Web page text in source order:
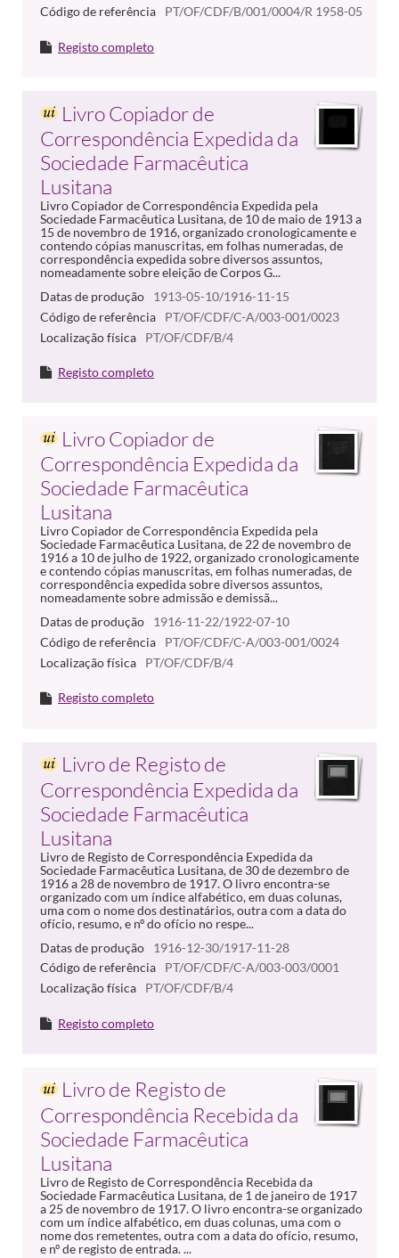
Código de referência
PT/OF/CDF/B/001/0004/R 1958-05
Registo completo
Livro Copiador de
Correspondência Expedida da
Sociedade Farmacêutica
Lusitana
Livro Copiador de Correspondência Expedida pela
Sociedade Farmacêutica Lusitana, de 10 de maio de 1913 a
15 de novembro de 1916, organizado cronologicamente e
contendo cópias manuscritas, em folhas numeradas, de
correspondência expedida sobre diversos assuntos,
nomeadamente sobre eleição de Corpos G...
Datas de produção
1913-05-10/1916-11-15
Código de referência
PT/OF/CDF/C-A/003-001/0023
Localização física
PT/OF/CDF/B/4
Registo completo
Livro Copiador de
Correspondência Expedida da
Sociedade Farmacêutica
Lusitana
Livro Copiador de Correspondência Expedida pela
Sociedade Farmacêutica Lusitana, de 22 de novembro de
1916 a 10 de julho de 1922, organizado cronologicamente
e contendo cópias manuscritas, em folhas numeradas, de
correspondência expedida sobre diversos assuntos,
nomeadamente sobre admissão e demissã...
Datas de produção
1916-11-22/1922-07-10
Código de referência
PT/OF/CDF/C-A/003-001/0024
Localização física
PT/OF/CDF/B/4
Registo completo
Livro de Registo de
Correspondência Expedida da
Sociedade Farmacêutica
Lusitana
Livro de Registo de Correspondência Expedida da
Sociedade Farmacêutica Lusitana, de 30 de dezembro de
1916 a 28 de novembro de 1917. O livro encontra-se
organizado com um índice alfabético, em duas colunas,
uma com o nome dos destinatários, outra com a data do
ofício, resumo, e nº do ofício no respe...
Datas de produção
1916-12-30/1917-11-28
Código de referência
PT/OF/CDF/C-A/003-003/0001
Localização física
PT/OF/CDF/B/4
Registo completo
Livro de Registo de
Correspondência Recebida da
Sociedade Farmacêutica
Lusitana
Livro de Registo de Correspondência Recebida da
Sociedade Farmacêutica Lusitana, de 1 de janeiro de 1917
a 25 de novembro de 1917. O livro encontra-se organizado
com um índice alfabético, em duas colunas, uma com o
nome dos remetentes, outra com a data do ofício, resumo,
e nº de registo de entrada. ...